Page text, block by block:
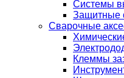
Системы
Защитные
Сварочные
Клеммы